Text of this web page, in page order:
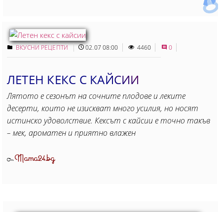
ВКУСНИ РЕЦЕПТИ 02.07 08:00 4460 0
ЛЕТЕН КЕКС С КАЙСИИ
Лятото е сезонът на сочните плодове и леките
десерти, които не изискват много усилия, но носят
истинско удоволствие. Кексът с кайсии е точно такъв
– мек, ароматен и приятно влажен
ОтMama24.bg